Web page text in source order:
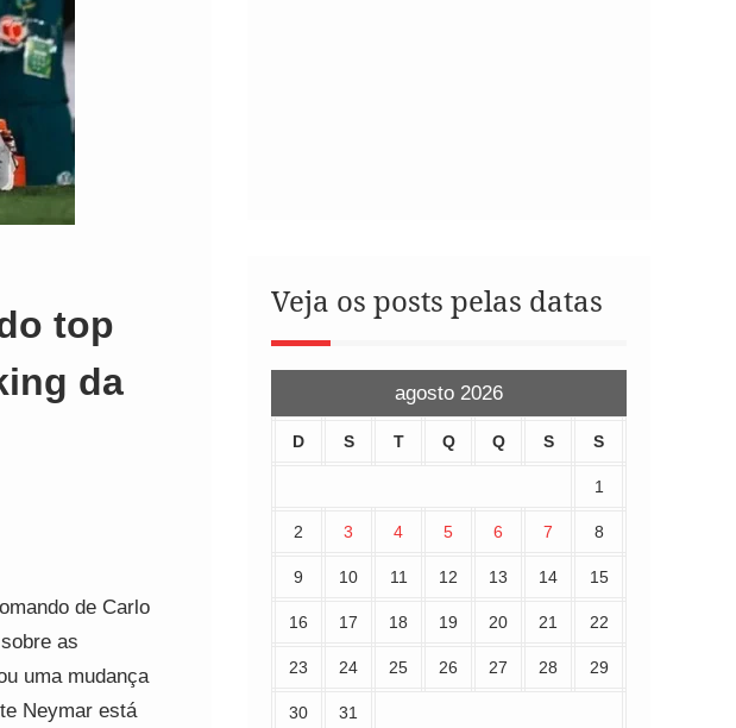
top
da
de Carlo
as
uma mudança
Neymar está
Veja os posts pelas datas
agosto 2026
D S T Q Q S S
1
2 3 4 5 6 7 8
9 10 11 12 13 14 15
16 17 18 19 20 21 22
23 24 25 26 27 28 29
30 31